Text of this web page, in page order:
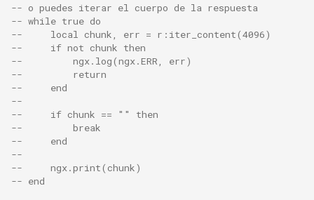
doh
dynamic-etag
dynamic-limit-req
encrypted-session
-- o puedes iterar el cuerpo de la respuesta
-- while true do
--     local chunk, err = r:iter_content(4096)
--     if not chunk then
--         ngx.log(ngx.ERR, err)
--         return
--     end
--
--     if chunk == "" then
--         break
--     end
--
--     ngx.print(chunk)
-- end